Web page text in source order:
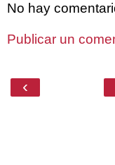
No hay
Publicar un
‹